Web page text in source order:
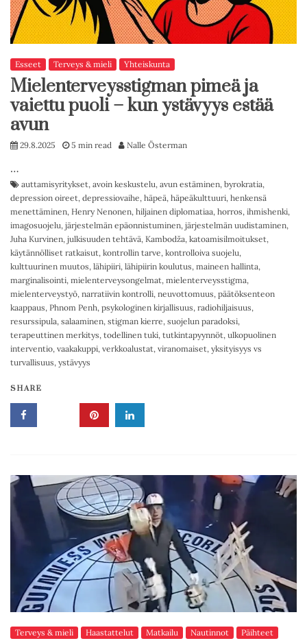
Esseet Terveys & mieli Yhteiskunta
Mielenterveysstigman pimeä ja
vaiettu puoli – kun ystävyys estää
avun
29.8.2025 5 min read Nalle Österman
…
auttamisyritykset, avoin keskustelu, avun estäminen, byrokratia,
depression oireet, depressiovaihe, häpeä, häpeäkulttuuri, henkensä
menettäminen, Henry Nenonen, hiljainen diplomatiaa, horros, ihmishenki,
imagosuojelu, järjestelmän epäonnistuminen, järjestelmän uudistaminen,
Juha Kurvinen, julkisuuden tehtävä, Kambodža, katoamisilmoitukset,
käytännölliset ratkaisut, kontrollin tarve, kontrolloiva suojelu,
kulttuurinen muutos, lähipiiri, lähipiirin koulutus, maineen hallinta,
marginalisointi, mielenterveysongelmat, mielenterveysstigma,
mielenterveystyö, narratiivin kontrolli, neuvottomuus, päätöksenteon
kaappaus, Phnom Penh, psykologinen kirjallisuus, radiohiljaisuus,
resurssipula, salaaminen, stigman kierre, suojelun paradoksi,
terapeuttinen merkitys, todellinen tuki, tutkintapyynnöt, ulkopuolinen
interventio, vaakakuppi, verkkoalustat, viranomaiset, yksityisyys vs
turvallisuus, ystävyys
SHARE
Terveys & mieli Haastattelut Matkailu Nautinnot
Päihteet